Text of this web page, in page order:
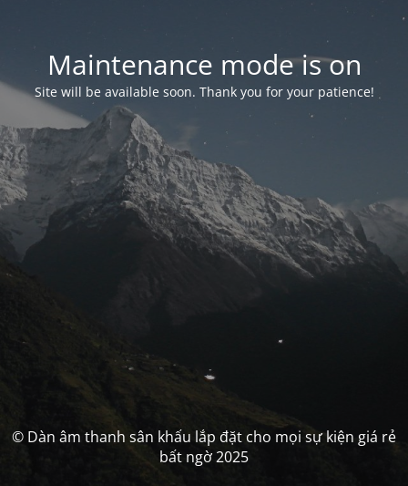
Maintenance mode is on
Site will be available soon. Thank you for your patience!
© Dàn âm thanh sân khấu lắp đặt cho mọi sự kiện giá rẻ
bất ngờ 2025